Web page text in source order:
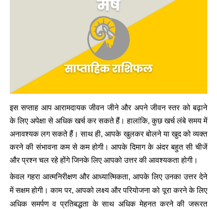
इस सप्ताह आप आरामदायक जीवन जीने और अपने जीवन स्तर को बढ़ाने
के लिए अपेक्षा से अधिक खर्च कर सकते हैं। हालांकि, कुछ खर्च लंबे समय में
अनावश्यक लग सकते हैं। साथ ही, आपके खुलकर बोलने या खुद को व्यक्त
करने की संभावना कम से कम होगी। आपके दिमाग के अंदर बहुत सी चीजें
और प्रश्न चल रहे होंगे जिनके लिए आपको उत्तर की आवश्यकता होगी।
केवल गहरा आत्मनिरीक्षण और आध्यात्मिकता, आपके लिए उनका उत्तर देने
में सक्षम होगी। काम पर, आपको लक्ष्य और परियोजना को पूरा करने के लिए
अधिक समर्पण व प्रतिबद्धता के साथ अधिक मेहनत करने की जरूरत